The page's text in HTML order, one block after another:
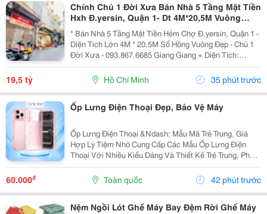
Chính Chủ 1 Đời Xưa Bán Nhà 5 Tầng Mặt Tiền
Hxh Đ.yersin, Quận 1- Dt 4M*20,5M Vuông
Đẹp- Giá Tốt Chỉ 19,5T- Nh Định Giá 19T- Khai
Thác Dòng
* Bán Nhà 5 Tầng Mặt Tiền Hẻm Chợ Đ.yersin, Quận 1 -
Diện Tích Lớn 4M * 20,5M Sổ Hồng Vuông Đẹp - Chủ 1
Đời Xưa - 093.867.6685 Giang Giang + Diện Tích:
80M2. + Kết Cấu: 5 Tầng Btct - 6Pn - 6 Wc. + Ngay Chợ
Bến Thành &Amp; Chợ Dân Sinh - Khu Vực...
19,5 tỷ Hồ Chí Minh 35 phút trước
Ốp Lưng Điện Thoại Đẹp, Bảo Vệ Máy
Ốp Lưng Điện Thoại &Ndash; Mẫu Mã Trẻ Trung, Giá
Hợp Lý Tiệm Nhỏ Cung Cấp Các Mẫu Ốp Lưng Điện
Thoại Với Nhiều Kiểu Dáng Và Thiết Kế Trẻ Trung, Phù
Hợp Với Học Sinh, Sinh Viên Và Người Dùng Yêu Thích
Phụ Kiện Điện Thoại. Ốp Được Thiết Kế Vừa Vặn...
60.000₫ Toàn quốc 42 phút trước
Nệm Ngồi Lót Ghế Máy Bay Đệm Rời Ghế Máy